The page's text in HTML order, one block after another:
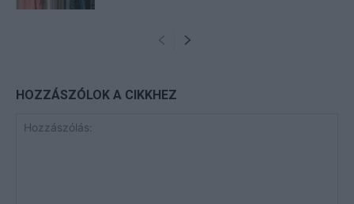
HOZZÁSZÓLOK A CIKKHEZ